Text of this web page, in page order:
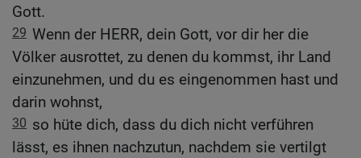
Gott.
29 Wenn der HERR, dein Gott, vor dir her die
Völker ausrottet, zu denen du kommst, ihr Land
einzunehmen, und du es eingenommen hast und
darin wohnst,
30 so hüte dich, dass du dich nicht verführen
lässt, es ihnen nachzutun, nachdem sie vertilgt